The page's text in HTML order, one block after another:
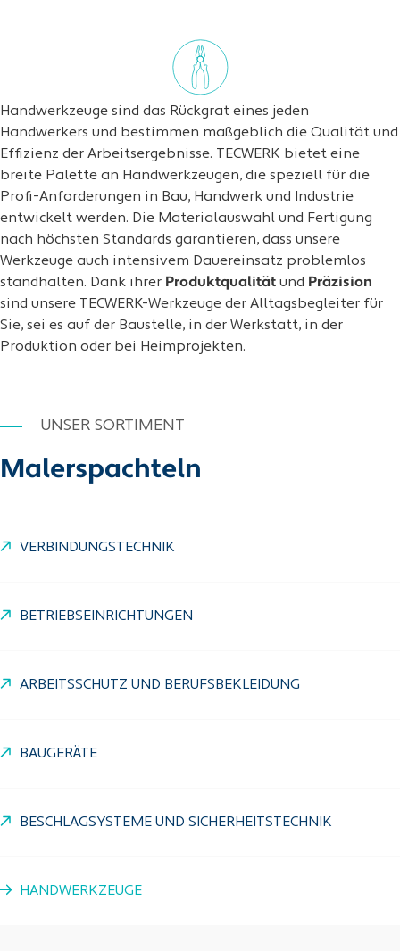
Handwerkzeuge sind das Rückgrat eines jeden
Handwerkers und bestimmen maßgeblich die Qualität und
Effizienz der Arbeitsergebnisse. TECWERK bietet eine
breite Palette an Handwerkzeugen, die speziell für die
Profi-Anforderungen in Bau, Handwerk und Industrie
entwickelt werden. Die Materialauswahl und Fertigung
nach höchsten Standards garantieren, dass unsere
Werkzeuge auch intensivem Dauereinsatz problemlos
standhalten. Dank ihrer Produktqualität und Präzision
sind unsere TECWERK-Werkzeuge der Alltagsbegleiter für
Sie, sei es auf der Baustelle, in der Werkstatt, in der
Produktion oder bei Heimprojekten.
UNSER SORTIMENT
Malerspachteln
VERBINDUNGSTECHNIK
BETRIEBSEINRICHTUNGEN
ARBEITSSCHUTZ UND BERUFSBEKLEIDUNG
BAUGERÄTE
BESCHLAGSYSTEME UND SICHERHEITSTECHNIK
HANDWERKZEUGE